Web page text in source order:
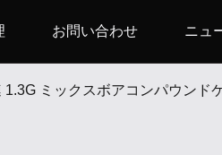
お問い合わせ ニュ
ミックスボアコンパウンド